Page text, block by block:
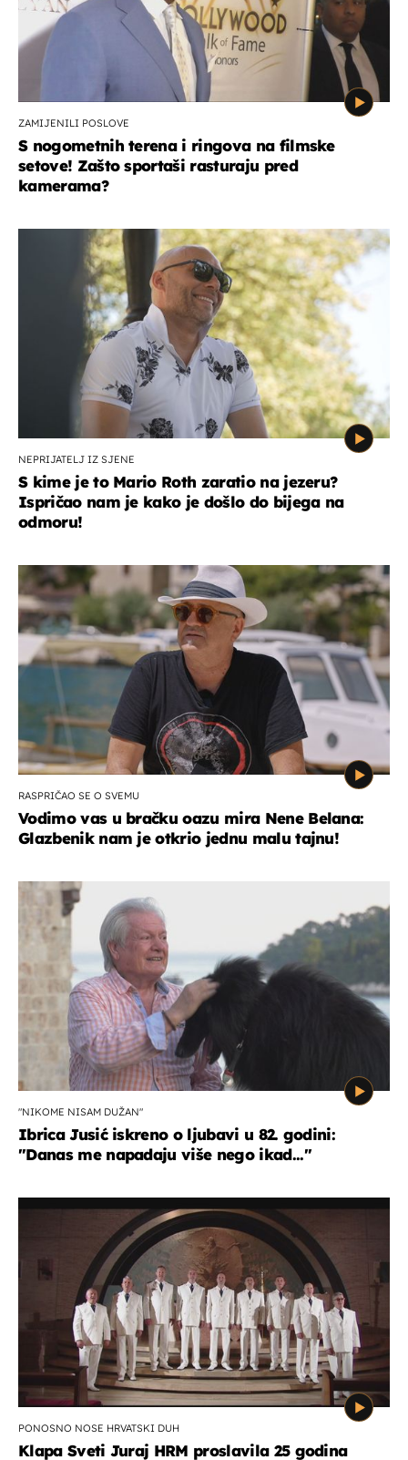
ZAMIJENILI POSLOVE
S nogometnih terena i ringova na filmske
setove! Zašto sportaši rasturaju pred
kamerama?
NEPRIJATELJ IZ SJENE
S kime je to Mario Roth zaratio na jezeru?
Ispričao nam je kako je došlo do bijega na
odmoru!
RASPRIČAO SE O SVEMU
Vodimo vas u bračku oazu mira Nene Belana:
Glazbenik nam je otkrio jednu malu tajnu!
"NIKOME NISAM DUŽAN"
Ibrica Jusić iskreno o ljubavi u 82. godini:
"Danas me napadaju više nego ikad..."
PONOSNO NOSE HRVATSKI DUH
Klapa Sveti Juraj HRM proslavila 25 godina